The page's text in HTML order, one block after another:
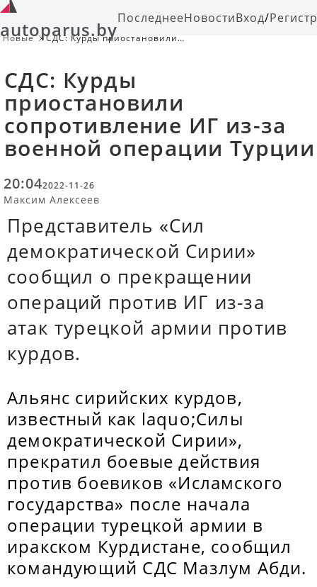
autoparus.byПоследнееНовостиВход/
Новые
СДС: Курды приостановили
СДС: Курды
приостановили
сопротивление ИГ из-за
военной операции Турции
20:042022-11-26
Максим Алексеев
Представитель «Сил
демократической Сирии»
сообщил о прекращении
операций против ИГ из-за
атак турецкой армии против
курдов.
Альянс сирийских курдов,
известный как laquo;Силы
демократической Сирии»,
прекратил боевые действия
против боевиков «Исламского
государства» после начала
операции турецкой армии в
иракском Курдистане, сообщил
командующий СДС Мазлум Абди.